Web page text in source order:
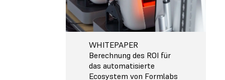
WHITEPAPER
Berechnung des ROI für
das automatisierte
Ecosystem von Formlabs